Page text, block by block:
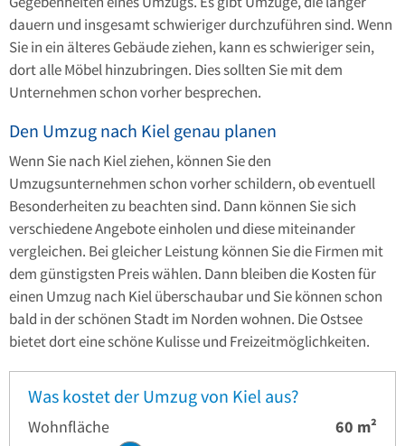
dauern und insgesamt schwieriger durchzuführen sind. Wenn
Sie in ein älteres Gebäude ziehen, kann es schwieriger sein,
dort alle Möbel hinzubringen. Dies sollten Sie mit dem
Unternehmen schon vorher besprechen.
Den Umzug nach Kiel genau planen
Wenn Sie nach Kiel ziehen, können Sie den
Umzugsunternehmen schon vorher schildern, ob eventuell
Besonderheiten zu beachten sind. Dann können Sie sich
verschiedene Angebote einholen und diese miteinander
vergleichen. Bei gleicher Leistung können Sie die Firmen mit
dem günstigsten Preis wählen. Dann bleiben die Kosten für
einen Umzug nach Kiel überschaubar und Sie können schon
bald in der schönen Stadt im Norden wohnen. Die Ostsee
bietet dort eine schöne Kulisse und Freizeitmöglichkeiten.
Was kostet der Umzug von Kiel aus?
Wohnfläche 60 m²